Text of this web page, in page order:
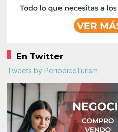
En Twitter
Tweets by PeriodicoTurism